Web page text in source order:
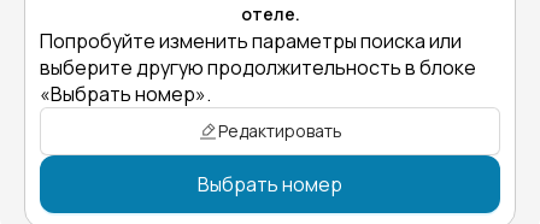
отеле.
Попробуйте изменить параметры поиска или
выберите другую продолжительность в блоке
«Выбрать номер».
Редактировать
Выбрать номер